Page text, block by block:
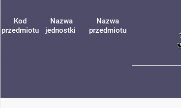
Kod
przedmiotu
Nazwa
jednostki
Nazwa
przedmiotu